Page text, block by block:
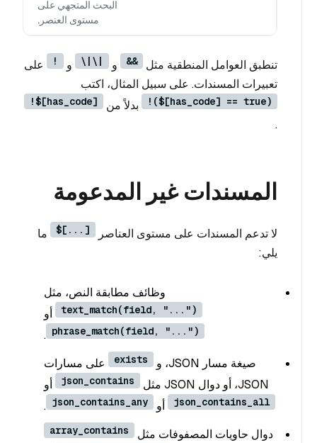
البحث المتجهي على
مستوى العنصر.
تنطبق العوامل المنطقية مثل && و \|\| و !
على
تعبيرات المسندات. على سبيل المثال، اكتب
!($[has_code] == true) بدلاً من !$[has_code]
.
المسندات غير المدعومة
لا تدعم المسندات على مستوى العناصر $[...]
ما
يلي:
وظائف مطابقة النص، مثل
text_match(field, "...") أو
phrase_match(field, "...")
.
صيغة مسار JSON، و
exists
على مسارات
JSON، أو دوال JSON مثل
json_contains أو
json_contains_all أو json_contains_any
.
دوال حاويات المصفوفات مثل
array_contains